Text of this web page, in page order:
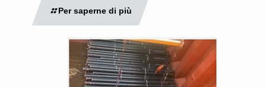
Per saperne di più